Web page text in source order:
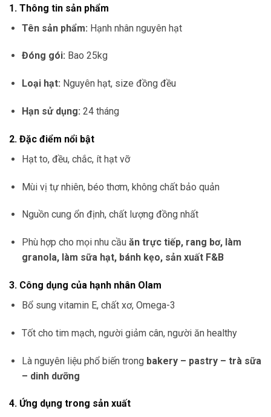
1. Thông tin sản phẩm
Tên sản phẩm: Hạnh nhân nguyên hạt
Đóng gói: Bao 25kg
Loại hạt: Nguyên hạt, size đồng đều
Hạn sử dụng: 24 tháng
2. Đặc điểm nổi bật
Hạt to, đều, chắc, ít hạt vỡ
Mùi vị tự nhiên, béo thơm, không chất bảo quản
Nguồn cung ổn định, chất lượng đồng nhất
Phù hợp cho mọi nhu cầu ăn trực tiếp, rang bơ, làm
granola, làm sữa hạt, bánh kẹo, sản xuất F&B
3. Công dụng của hạnh nhân Olam
Bổ sung vitamin E, chất xơ, Omega-3
Tốt cho tim mạch, người giảm cân, người ăn healthy
Là nguyên liệu phổ biến trong bakery – pastry – trà sữa
– dinh dưỡng
4. Ứng dụng trong sản xuất